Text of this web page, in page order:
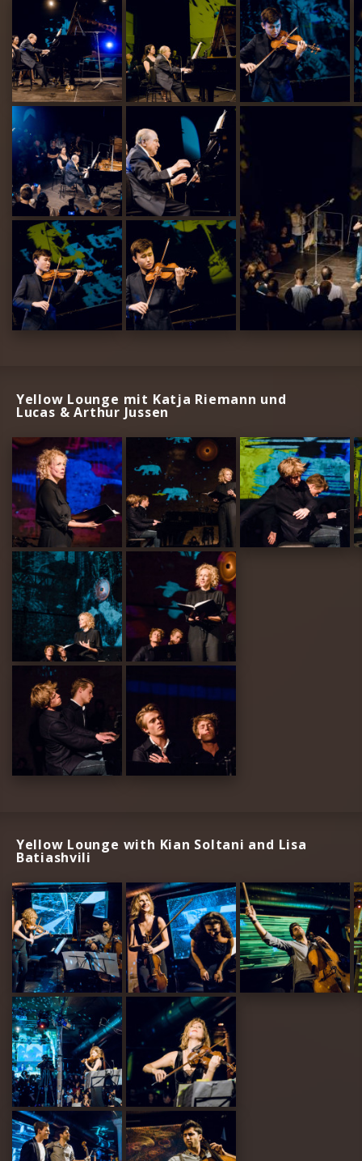
Yellow Lounge mit Katja Riemann und
Lucas & Arthur Jussen
Yellow Lounge with Kian Soltani and Lisa
Batiashvili